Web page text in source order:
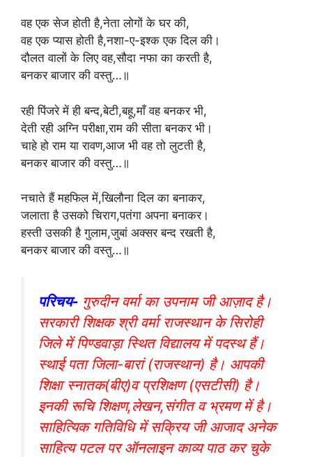
वह एक सेज होती है,नेता लोगों के घर की,
वह एक प्यास होती है,नशा-ए-इश्क एक दिल की।
दौलत वालों के लिए वह,सौदा नफा का करती है,
बनकर बाजार की वस्तु…॥
रही पिंजरे में ही बन्द,बेटी,बहू,माँ वह बनकर भी,
देती रही अग्नि परीक्षा,राम की सीता बनकर भी।
चाहे हो राम या रावण,आज भी वह तो लुटती है,
बनकर बाजार की वस्तु…॥
नचाते हैं महफिल में,खिलौना दिल का बनाकर,
जलाता है उसको चिराग,पतंगा अपना बनाकर।
हस्ती उसकी है गुलाम,जुबां अक्सर बन्द रखती है,
बनकर बाजार की वस्तु…॥
परिचय- गुरुदीन वर्मा का उपनाम जी आज़ाद है।
सरकारी शिक्षक श्री वर्मा राजस्थान के सिरोही
जिले में पिण्डवाड़ा स्थित विद्यालय में पदस्थ हैं।
स्थाई पता जिला-बारां (राजस्थान) है। आपकी
शिक्षा स्नातक(बीए)व प्रशिक्षण (एसटीसी) है।
इनकी रूचि शिक्षण,लेखन,संगीत व भ्रमण में है।
साहित्यिक गतिविधि में सक्रिय जी आजाद अनेक
साहित्य पटल पर ऑनलाइन काव्य पाठ कर चुके